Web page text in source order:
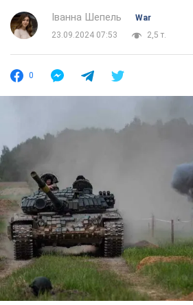
Іванна Шепель
War
23.09.2024 07:53
2,5 т.
0